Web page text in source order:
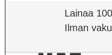
Lainaa
Ilman